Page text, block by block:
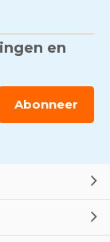
en
Abonneer